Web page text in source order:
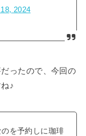
2024
ったので、今回の
♪
を予約しに珈琲